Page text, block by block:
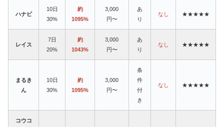
ハナビ
10日
30%
約
1095%
3,000
円〜
あ
り
なし ★★★★★
レイス
7日
20%
約
1043%
3,000
円〜
あ
り
なし ★★★★★
まるき
ん
10日
30%
約
1095%
3,000
円〜
条
件
付
き
なし ★★★★★
コウコ